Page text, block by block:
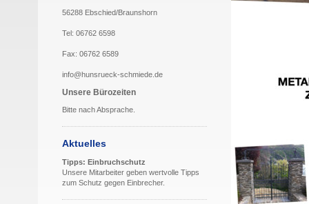
56288 Ebschied/Braunshorn
Tel: 06762 6598
Fax: 06762 6589
info@hunsrueck-schmiede.de
Unsere Bürozeiten
Bitte nach Absprache.
Aktuelles
Tipps: Einbruchschutz
Unsere Mitarbeiter geben wertvolle Tipps
zum Schutz gegen Einbrecher.